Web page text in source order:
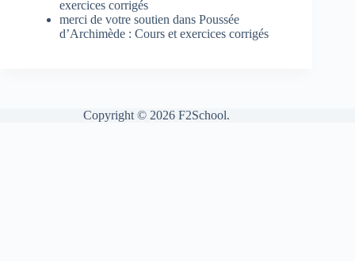
exercices corrigés
merci de votre soutien dans Poussée
d’Archimède : Cours et exercices corrigés
Copyright © 2026 F2School.